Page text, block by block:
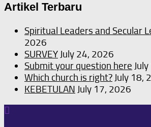
Artikel Terbaru
Spiritual Leaders and Secular
2026
SURVEY July 24, 2026
Submit your question here
Which church is right? July 18,
KEBETULAN July 17, 2026